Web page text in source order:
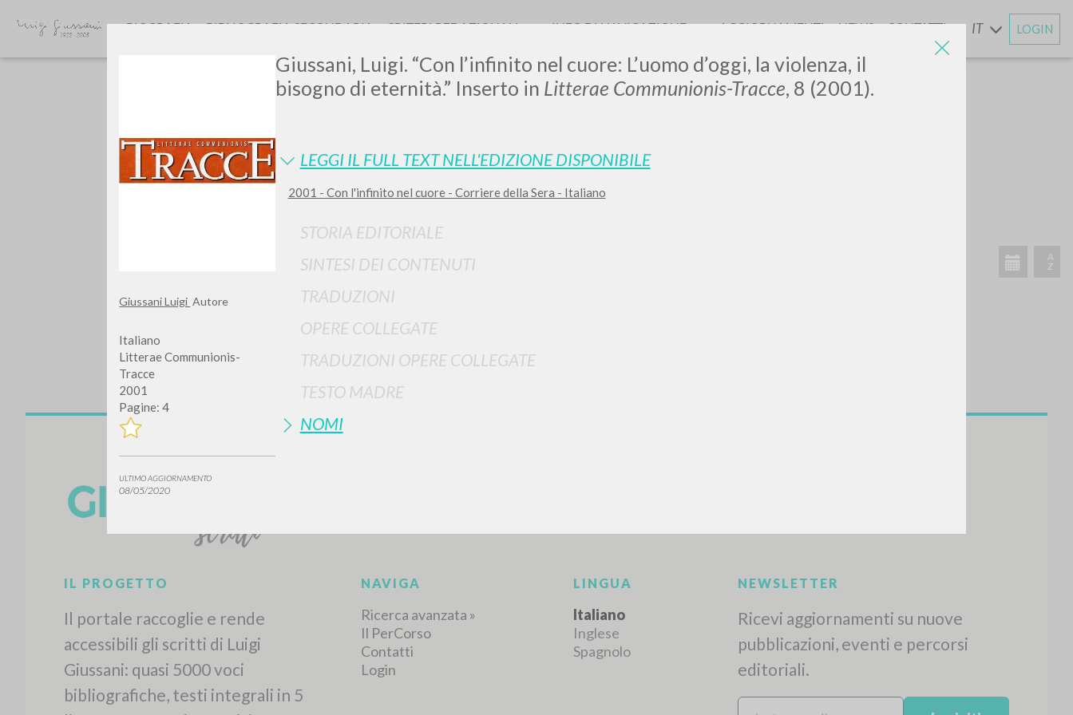
Giussani Luigi Autore
Italiano
Litterae Communionis-
Tracce
2001
Pagine: 4
ULTIMO AGGIORNAMENTO
08/05/2020
Giussani, Luigi. “Con l’infinito nel cuore: L’uomo d’oggi, la violenza, il
bisogno di eternità.” Inserto in Litterae Communionis-Tracce, 8 (2001).
LEGGI IL FULL TEXT NELL'EDIZIONE DISPONIBILE
2001 - Con l'infinito nel cuore - Corriere della Sera - Italiano
STORIA EDITORIALE
SINTESI DEI CONTENUTI
TRADUZIONI
OPERE COLLEGATE
TRADUZIONI OPERE COLLEGATE
TESTO MADRE
NOMI
LUIGI
GIUSSANI
scritti
BIOGRAFIA BIBLIOGRAFIA SECONDARIA CRITERI REDAZIONALI INFO DI NAVIGAZIONE AGGIORNAMENTIENEWS CONTATTI IT LOGIN
TIPOLOGIA OPERA LINGUA ATTIVITÀ RECENTI